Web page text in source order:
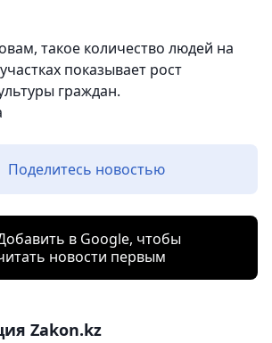
такое количество людей на
показывает рост
граждан.
Поделитесь новостью
в Google, чтобы
новости первым
Zakon.kz